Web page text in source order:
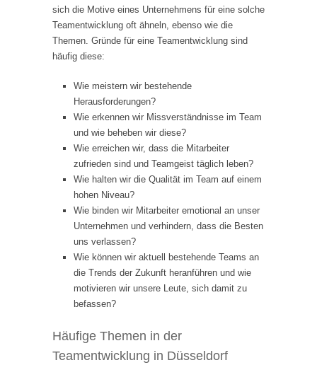
sich die Motive eines Unternehmens für eine solche
Teamentwicklung oft ähneln, ebenso wie die
Themen. Gründe für eine Teamentwicklung sind
häufig diese:
Wie meistern wir bestehende
Herausforderungen?
Wie erkennen wir Missverständnisse im Team
und wie beheben wir diese?
Wie erreichen wir, dass die Mitarbeiter
zufrieden sind und Teamgeist täglich leben?
Wie halten wir die Qualität im Team auf einem
hohen Niveau?
Wie binden wir Mitarbeiter emotional an unser
Unternehmen und verhindern, dass die Besten
uns verlassen?
Wie können wir aktuell bestehende Teams an
die Trends der Zukunft heranführen und wie
motivieren wir unsere Leute, sich damit zu
befassen?
Häufige Themen in der
Teamentwicklung in Düsseldorf